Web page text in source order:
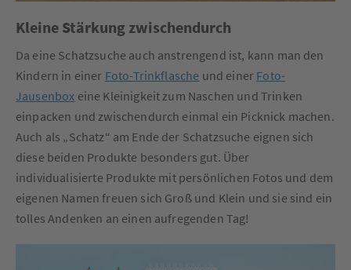
Kleine Stärkung zwischendurch
Da eine Schatzsuche auch anstrengend ist, kann man den
Kindern in einer Foto-Trinkflasche und einer Foto-
Jausenbox eine Kleinigkeit zum Naschen und Trinken
einpacken und zwischendurch einmal ein Picknick machen.
Auch als „Schatz“ am Ende der Schatzsuche eignen sich
diese beiden Produkte besonders gut. Über
individualisierte Produkte mit persönlichen Fotos und dem
eigenen Namen freuen sich Groß und Klein und sie sind ein
tolles Andenken an einen aufregenden Tag!